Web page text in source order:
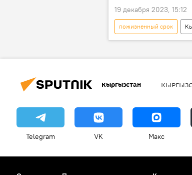
19 декабря 2023, 15:12
пожизненный срок
ОПГ
задержание
Кыргызстан
Telegram VK Макс